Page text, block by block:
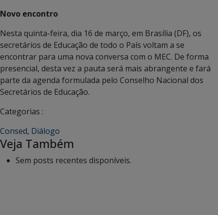
Novo encontro
Nesta quinta-feira, dia 16 de março, em Brasília (DF), os
secretários de Educação de todo o País voltam a se
encontrar para uma nova conversa com o MEC. De forma
presencial, desta vez a pauta será mais abrangente e fará
parte da agenda formulada pelo Conselho Nacional dos
Secretários de Educação.
Categorias :
Consed, Diálogo
Veja Também
Sem posts recentes disponíveis.